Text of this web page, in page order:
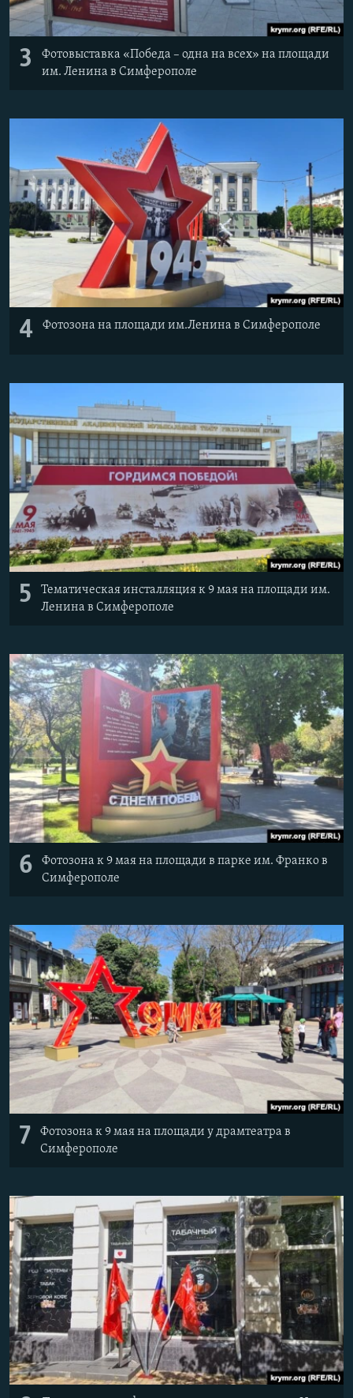
3
Фотовыставка «Победа – одна на всех» на площади
им. Ленина в Симферополе
4 Фотозона на площади им.Ленина в Симферополе
5
Тематическая инсталляция к 9 мая на площади им.
Ленина в Симферополе
6
Фотозона к 9 мая на площади в парке им. Франко в
Симферополе
7
Фотозона к 9 мая на площади у драмтеатра в
Симферополе